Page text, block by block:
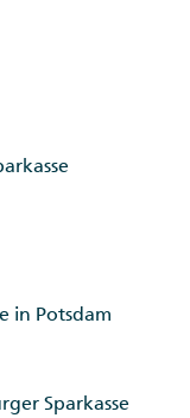
in Potsdam
Sparkasse